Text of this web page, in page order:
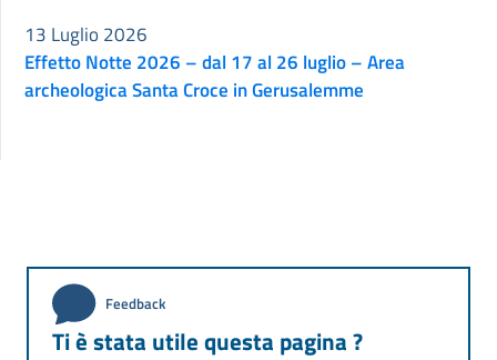
Effetto Notte 2026 – dal 17 al 26 luglio – Area
archeologica Santa Croce in Gerusalemme
13 Luglio 2026
Feedback
Ti è stata utile questa pagina ?